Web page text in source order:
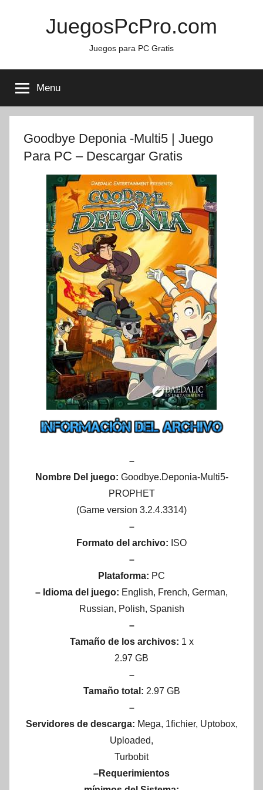
JuegosPcPro.com
Juegos para PC Gratis
Menu
Goodbye Deponia -Multi5 | Juego
Para PC – Descargar Gratis
–
Nombre Del juego: Goodbye.Deponia-Multi5-
PROPHET
(Game version 3.2.4.3314)
–
Formato del archivo: ISO
–
Plataforma: PC
– Idioma del juego: English, French, German,
Russian, Polish, Spanish
–
Tamaño de los archivos: 1 x
2.97 GB
–
Tamaño total: 2.97 GB
–
Servidores de descarga: Mega, 1fichier, Uptobox,
Uploaded,
Turbobit
–Requerimientos